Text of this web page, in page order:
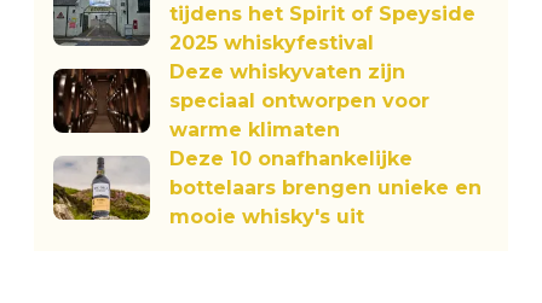
tijdens het Spirit of Speyside
2025 whiskyfestival
Deze whiskyvaten zijn
speciaal ontworpen voor
warme klimaten
Deze 10 onafhankelijke
bottelaars brengen unieke en
mooie whisky's uit